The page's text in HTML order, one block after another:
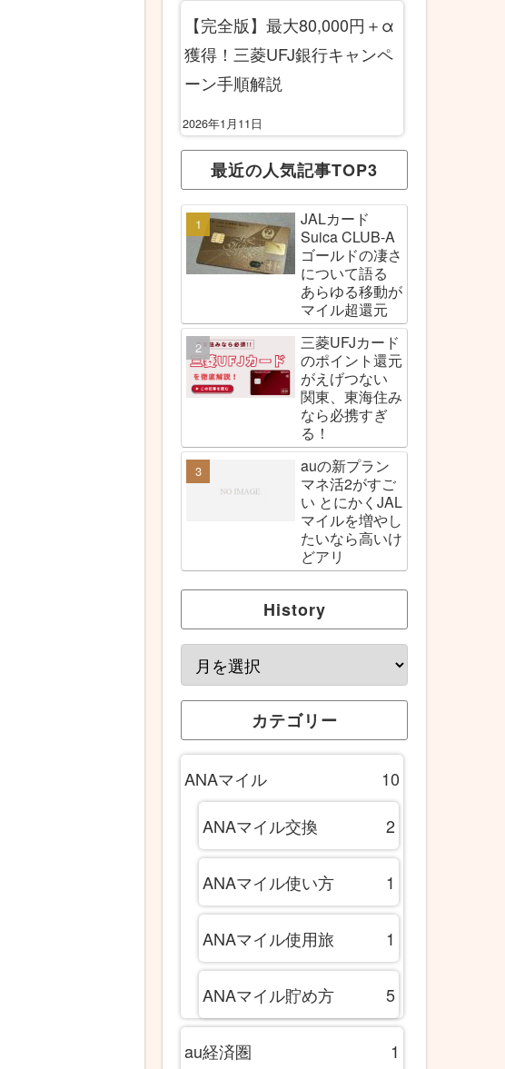
【完全版】最大80,000円＋α
獲得！三菱UFJ銀行キャンペ
ーン手順解説
2026年1月11日
最近の人気記事TOP3
JALカード
Suica CLUB-A
ゴールドの凄さ
について語る
あらゆる移動が
マイル超還元
三菱UFJカード
のポイント還元
がえげつない
関東、東海住み
なら必携すぎ
る！
auの新プラン
マネ活2がすご
い とにかくJAL
マイルを増やし
たいなら高いけ
どアリ
History
カテゴリー
ANAマイル
10
ANAマイル交換
2
ANAマイル使い方 1
ANAマイル使用旅 1
ANAマイル貯め方 5
au経済圏 1